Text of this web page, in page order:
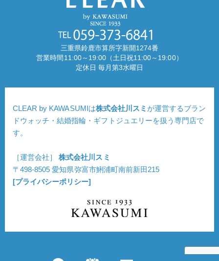
三重県鈴鹿市算所字新開1274番
営業時間11:00～19:00（土日祝11:00～19:00）
定休日 毎月第3水曜日
CLEAR by KAWASUMIは株式会社川スミ が運営するブラン
ドウォッチ・結婚指輪・ギフトジュエリーを扱う専門店で
す。
［運営会社］株式会社川スミ
〒498-8505 愛知県弥富市鯏浦町南前新田215
[プライバシーポリシー]
Copyright © CLEAR. All Rights Reserved.